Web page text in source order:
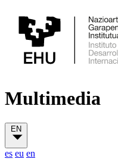
Multimedia
EN
es eu en